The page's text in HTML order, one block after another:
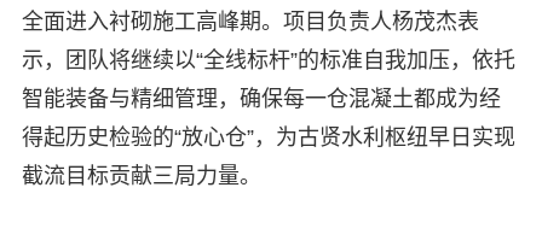
全面进入衬砌施工高峰期。项目负责人杨茂杰表
示，团队将继续以“全线标杆”的标准自我加压，依托
智能装备与精细管理，确保每一仓混凝土都成为经
得起历史检验的“放心仓”，为古贤水利枢纽早日实现
截流目标贡献三局力量。